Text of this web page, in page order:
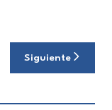
Siguiente